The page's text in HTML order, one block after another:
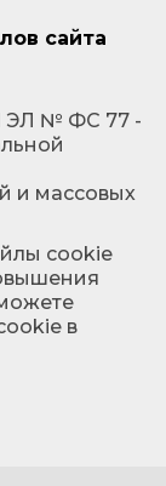
сайта
ЭЛ № ФС 77 -
и массовых
cookie
в